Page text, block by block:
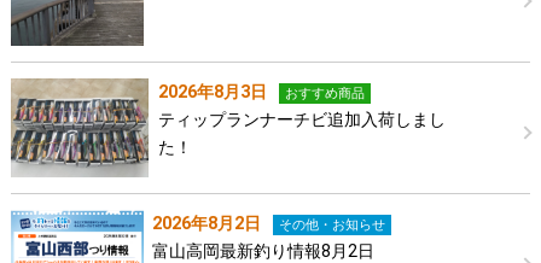
2026年8月3日 おすすめ商品
ティップランナーチビ追加入荷しまし
た！
2026年8月2日 その他・お知らせ
富山高岡最新釣り情報8月2日